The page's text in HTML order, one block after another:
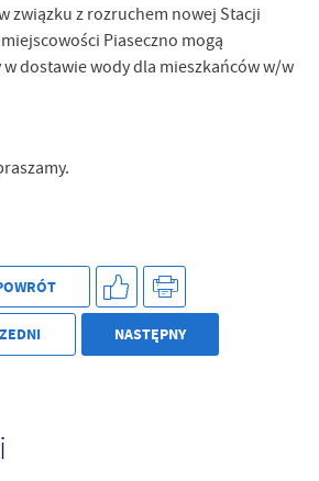
związku z rozruchem nowej Stacji
Piaseczno mogą
dostawie wody dla mieszkańców w/w
NASTĘPNY